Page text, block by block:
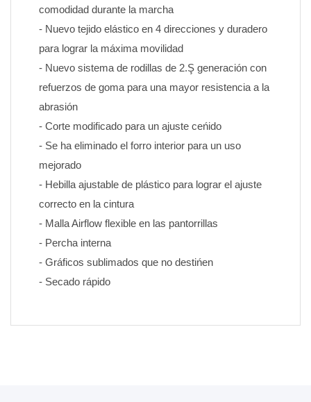
comodidad durante la marcha
- Nuevo tejido elástico en 4 direcciones y duradero
para lograr la máxima movilidad
- Nuevo sistema de rodillas de 2.Ş generación con
refuerzos de goma para una mayor resistencia a la
abrasión
- Corte modificado para un ajuste ceńido
- Se ha eliminado el forro interior para un uso
mejorado
- Hebilla ajustable de plástico para lograr el ajuste
correcto en la cintura
- Malla Airflow flexible en las pantorrillas
- Percha interna
- Gráficos sublimados que no destińen
- Secado rápido